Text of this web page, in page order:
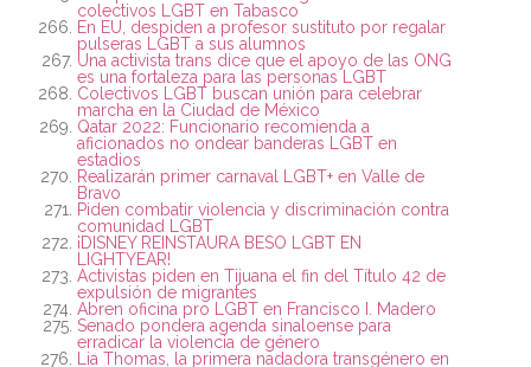
colectivos LGBT en Tabasco
En EU, despiden a profesor sustituto por regalar
pulseras LGBT a sus alumnos
Una activista trans dice que el apoyo de las ONG
es una fortaleza para las personas LGBT
Colectivos LGBT buscan unión para celebrar
marcha en la Ciudad de México
Qatar 2022: Funcionario recomienda a
aficionados no ondear banderas LGBT en
estadios
Realizarán primer carnaval LGBT+ en Valle de
Bravo
Piden combatir violencia y discriminación contra
comunidad LGBT
¡DISNEY REINSTAURA BESO LGBT EN
LIGHTYEAR!
Activistas piden en Tijuana el fin del Título 42 de
expulsión de migrantes
Abren oficina pro LGBT en Francisco I. Madero
Senado pondera agenda sinaloense para
erradicar la violencia de género
Lia Thomas, la primera nadadora transgénero en